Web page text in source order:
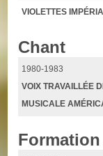
VIOLETTES
Chant
1980-1983
VOIX TRAVAILLÉE
MUSICALE